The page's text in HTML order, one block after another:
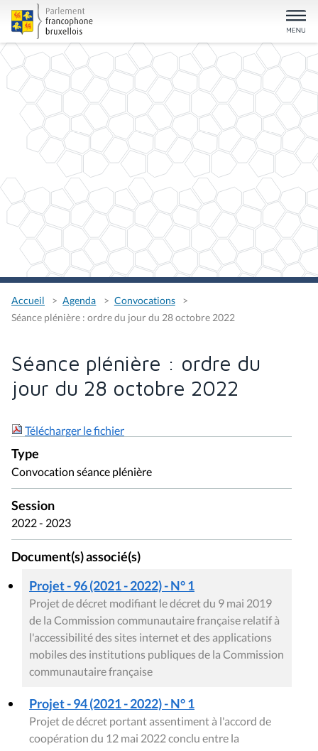
Accueil Agenda
Convocations
Séance plénière : ordre du jour du 28 octobre 2022
Séance plénière : ordre du
jour du 28 octobre 2022
Télécharger le fichier
Type
Convocation séance plénière
Session
2022 - 2023
Document(s) associé(s)
Projet - 96 (2021 - 2022) - N° 1
Projet de décret modifiant le décret du 9 mai 2019
de la Commission communautaire française relatif à
l'accessibilité des sites internet et des applications
mobiles des institutions publiques de la Commission
communautaire française
Projet - 94 (2021 - 2022) - N° 1
Projet de décret portant assentiment à l'accord de
coopération du 12 mai 2022 conclu entre la